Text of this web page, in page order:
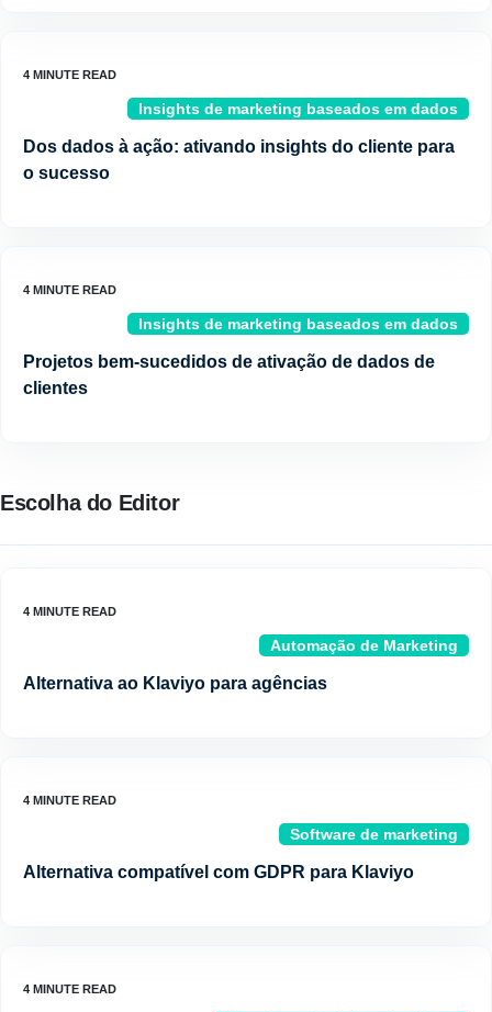
Insights de marketing baseados em dados
Dos dados à ação: ativando insights do cliente para
o sucesso
Insights de marketing baseados em dados
Projetos bem-sucedidos de ativação de dados de
clientes
Escolha do Editor
Automação de Marketing
Alternativa ao Klaviyo para agências
Software de marketing
Alternativa compatível com GDPR para Klaviyo